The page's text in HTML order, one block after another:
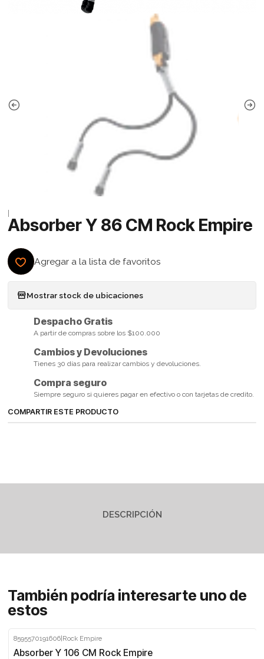
Absorber Y 86 CM Rock Empire
Agregar a la lista de favoritos
Mostrar stock de ubicaciones
Despacho Gratis
A partir de compras sobre los $100.000
Cambios y Devoluciones
Tienes 30 días para realizar cambios y devoluciones.
Compra seguro
Siempre seguro si quieres pagar en efectivo o con tarjetas de credito.
COMPARTIR ESTE PRODUCTO
DESCRIPCIÓN
También podría interesarte uno de
estos
Agotado
8595570191606|Rock Empire
Absorber Y 106 CM Rock Empire